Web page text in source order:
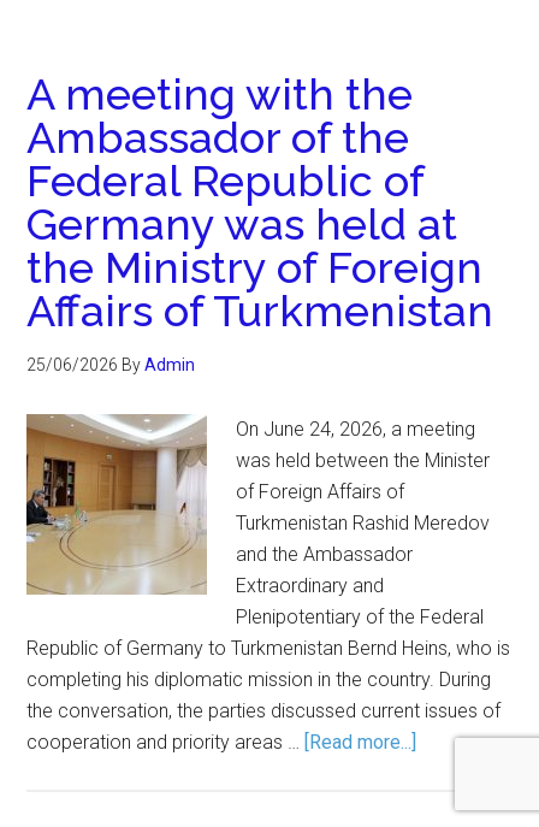
A meeting with the
Ambassador of the
Federal Republic of
Germany was held at
the Ministry of Foreign
Affairs of Turkmenistan
25/06/2026 ByAdmin
On June 24, 2026, a meeting
was held between the Minister
of Foreign Affairs of
Turkmenistan Rashid Meredov
and the Ambassador
Extraordinary and
Plenipotentiary of the Federal
Republic of Germany to Turkmenistan Bernd Heins, who is
completing his diplomatic mission in the country. During
the conversation, the parties discussed current issues of
cooperation and priority areas … [Read more...]